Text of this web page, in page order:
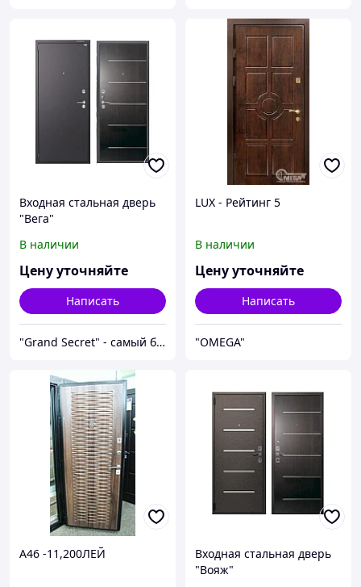
Входная стальная дверь
"Вега"
В наличии
Цену уточняйте
Написать
"Grand Secret" - cамый большой специализированный Showroom в Молдове
LUX - Рейтинг 5
В наличии
Цену уточняйте
Написать
"OMEGA"
A46 -11,200ЛЕЙ
Входная стальная дверь
"Вояж"